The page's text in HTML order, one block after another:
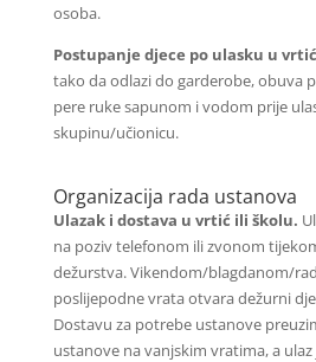
osoba.
Postupanje djece po ulasku u
tako da odlazi do garderobe, obuva
pere ruke sapunom i vodom prije
skupinu/učionicu.
Organizacija rada ustanova
Ulazak i dostava u vrtić ili školu.
na poziv telefonom ili zvonom
dežurstva. Vikendom/blagdanom/
poslijepodne vrata otvara dežurni
Dostavu za potrebe ustanove
ustanove na vanjskim vratima, a